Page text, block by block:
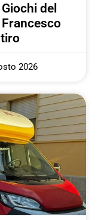
del
2026